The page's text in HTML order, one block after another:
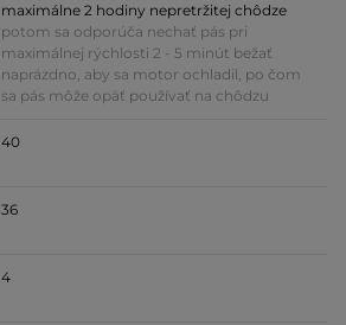
maximálne 2 hodiny nepretržitej chôdze
potom sa odporúča nechať pás pri
maximálnej rýchlosti 2 - 5 minút bežať
naprázdno, aby sa motor ochladil, po čom
sa pás môže opäť používať na chôdzu
40
36
4